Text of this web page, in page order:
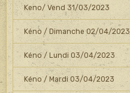
Keno/ Vend 31/03/2023
Kéno / Dimanche 02/04/2023
Kéno / Lundi 03/04/2023
Kéno / Mardi 03/04/2023